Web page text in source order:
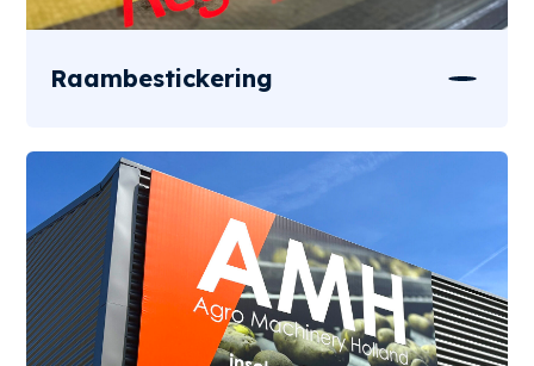
Raambestickering